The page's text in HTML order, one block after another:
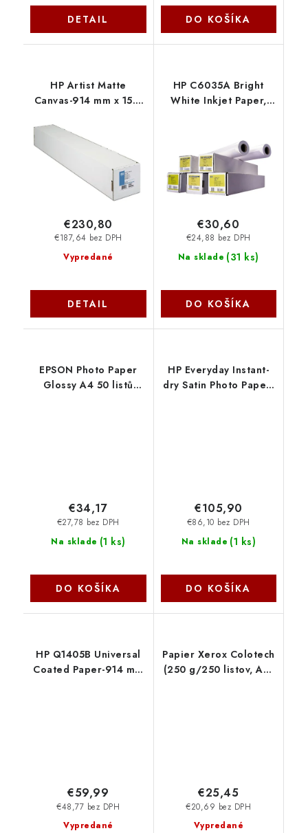
DETAIL DO KOŠÍKA
HP Artist Matte
Canvas-914 mm x 15.2
mil, 390 g/m2,
(E4J55B)
Vypredané
€187,64 bez DPH
€230,80
DETAIL
HP C6035A Bright
White Inkjet Paper,
Na sklade (31 ks)
€24,88 bez DPH
€30,60
DO KOŠÍKA
EPSON Photo Paper
Glossy A4 50 listů
Na sklade (1 ks)
€27,78 bez DPH
€34,17
DO KOŠÍKA
HP Everyday Instant-
dry Satin Photo Paper-
Na sklade (1 ks)
€86,10 bez DPH
€105,90
DO KOŠÍKA
HP Q1405B Universal
Coated Paper-914 mm
Vypredané
€48,77 bez DPH
€59,99
Papier Xerox Colotech
(250 g/250 listov, A4)
Vypredané
€20,69 bez DPH
€25,45